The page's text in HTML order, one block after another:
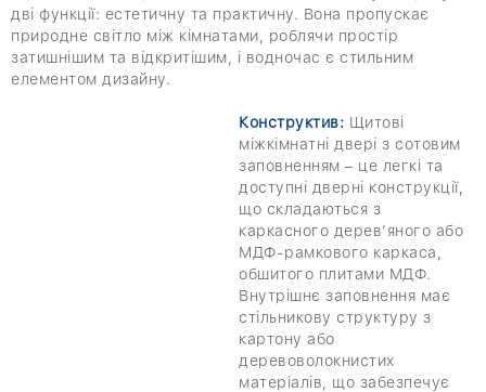
дві функції: естетичну та практичну. Вона пропускає
природне світло між кімнатами, роблячи простір
затишнішим та відкритішим, і водночас є стильним
елементом дизайну.
Конструктив: Щитові
міжкімнатні двері з сотовим
заповненням – це легкі та
доступні дверні конструкції,
що складаються з
каркасного дерев’яного або
МДФ-рамкового каркаса,
обшитого плитами МДФ.
Внутрішнє заповнення має
стільникову структуру з
картону або
деревоволокнистих
матеріалів, що забезпечує